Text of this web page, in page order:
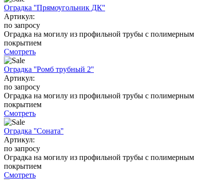
Оградка ''Прямоугольник ДК''
Артикул:
по запросу
Оградка на могилу из профильной трубы с полимерным
покрытием
Смотреть
Оградка ''Ромб трубный 2''
Артикул:
по запросу
Оградка на могилу из профильной трубы с полимерным
покрытием
Смотреть
Оградка ''Соната''
Артикул:
по запросу
Оградка на могилу из профильной трубы с полимерным
покрытием
Смотреть